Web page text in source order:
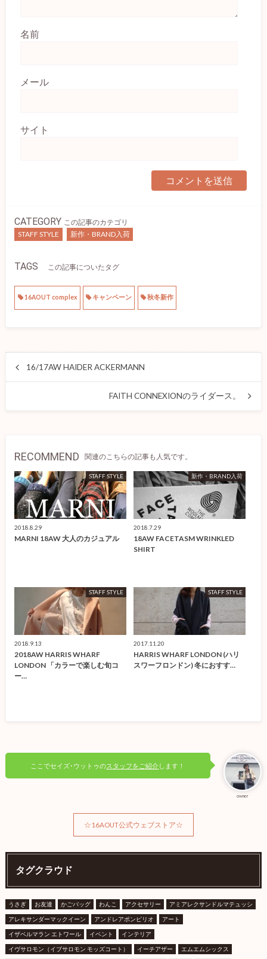
名前
メール
サイト
CATEGORY この記事のカテゴリ
STAFF STYLE
新作・BRAND入荷
TAGS この記事についたタグ
16AOUT complex キャンペーン 秋冬新作
16/17AW HAIDER ACKERMANN
FAITH CONNEXIONのライダース。
RECOMMEND 関連のこちらの記事も人気です。
STAFF STYLE
2018.8.29
MARNI 18AW 大人のカジュアル
新作・BRAND入荷
2018.7.29
18AW FACETASM WRINKLED
SHIRT
STAFF STYLE
2018.9.13
2018AW HARRIS WHARF
LONDON 「カラーで楽しむ旬コ
ー…
STAFF STYLE
2017.11.20
HARRIS WHARF LONDON (ハリ
スワーフロンドン) 冬におすす…
owner
ここでセイズ･ウットゥのスタッフをご紹介します！
☆16AOUT公式ウェブストア☆
タグクラウド
うさぎ お友達 かごバッグ わんこ アクセサリー アミアレクサンドルマテュッシ
アレキサンダーマックイーン アンドレアポンピリオ アート
イザベルマラン エトワール イベント インテリア
イヴサロモン（イブサロモン モッズコート） イーチアザー エムエムシックス